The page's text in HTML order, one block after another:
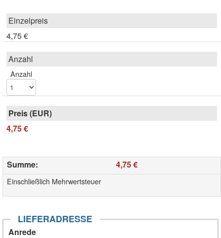
4,75 €
Anzahl
4,75 €
Summe: 4,75 €
Einschließlich Mehrwertsteuer
LIEFERADRESSE
Anrede